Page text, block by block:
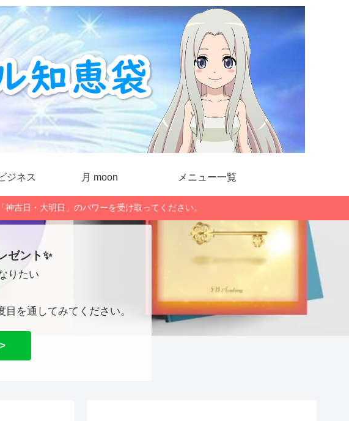
ジネス 月 moon メニュー一覧
吉日・大明日」のパワーを受け取ってください。
ゼント✨
りたい
を通してみてください。